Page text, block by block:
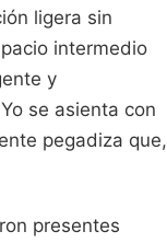
ligera sin
intermedio
y
se asienta con
pegadiza que,
presentes